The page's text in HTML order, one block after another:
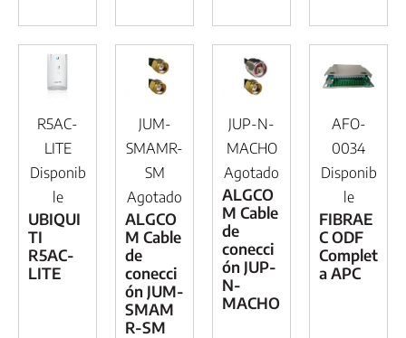
R5AC-
LITE
Disponib
le
UBIQUI
TI
R5AC-
LITE
JUM-
SMAMR-
SM
Agotado
ALGCO
M Cable
de
conecci
ón JUM-
SMAM
R-SM
JUP-N-
MACHO
Agotado
ALGCO
M Cable
de
conecci
ón JUP-
N-
MACHO
AFO-
0034
Disponib
le
FIBRAE
C ODF
Complet
a APC